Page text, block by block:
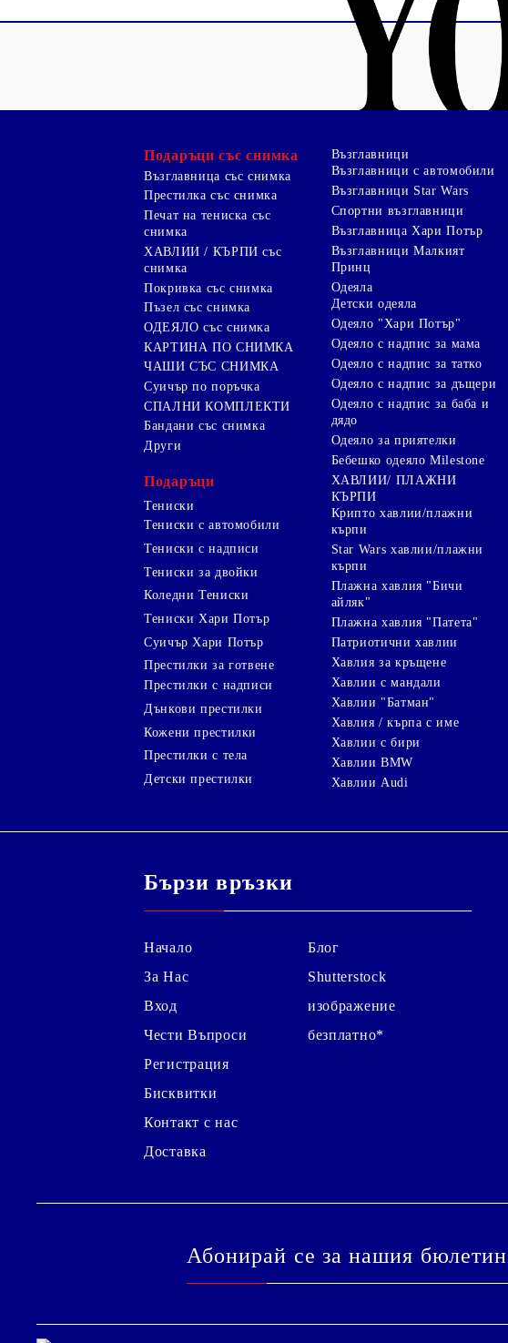
Подаръци със снимка
Възглавница със снимка
Престилка със снимка
Печат на тениска със
снимка
ХАВЛИИ / КЪРПИ със
снимка
Покривка със снимка
Пъзел със снимка
ОДЕЯЛО със снимка
КАРТИНА ПО СНИМКА
ЧАШИ СЪС СНИМКА
Суичър по поръчка
СПАЛНИ КОМПЛЕКТИ
Бандани със снимка
Други
Подаръци
Тениски
Тениски с автомобили
Тениски с надписи
Тениски за двойки
Коледни Тениски
Тениски Хари Потър
Суичър Хари Потър
Престилки за готвене
Престилки с надписи
Дънкови престилки
Кожени престилки
Престилки с тела
Детски престилки
Възглавници
Възглавници с автомобили
Възглавници Star Wars
Спортни възглавници
Възглавница Хари Потър
Възглавници Малкият
Принц
Одеяла
Детски одеяла
Одеяло "Хари Потър"
Одеяло с надпис за мама
Одеяло с надпис за татко
Одеяло с надпис за дъщери
Одеяло с надпис за баба и
дядо
Одеяло за приятелки
Бебешко одеяло Milestone
ХАВЛИИ/ ПЛАЖНИ
КЪРПИ
Крипто хавлии/плажни
кърпи
Star Wars хавлии/плажни
кърпи
Плажна хавлия "Бичи
айляк"
Плажна хавлия "Патета"
Патриотични хавлии
Хавлия за кръщене
Хавлии с мандали
Хавлии "Батман"
Хавлия / кърпа с име
Хавлии с бири
Хавлии BMW
Хавлии Audi
Бързи връзки
Начало
За Нас
Вход
Чести Въпроси
Регистрация
Бисквитки
Контакт с нас
Доставка
Блог
Shutterstock
изображение
безплатно*
Абонирай се за нашия